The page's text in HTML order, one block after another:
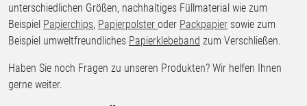
unterschiedlichen Größen, nachhaltiges Füllmaterial wie zum
Beispiel Papierchips, Papierpolster oder Packpapier sowie zum
Beispiel umweltfreundliches Papierklebeband zum Verschließen.
Haben Sie noch Fragen zu unseren Produkten? Wir helfen Ihnen
gerne weiter.